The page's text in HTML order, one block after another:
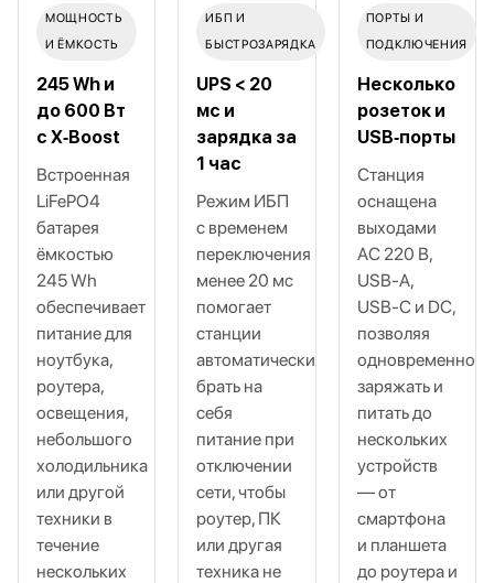
МОЩНОСТЬ
И ЁМКОСТЬ
245 Wh и
до 600 Вт
с X‑Boost
Встроенная
LiFePO4
батарея
ёмкостью
245 Wh
обеспечивает
питание для
ноутбука,
роутера,
освещения,
небольшого
холодильника
или другой
техники в
течение
нескольких
ИБП И
БЫСТРОЗАРЯДКА
UPS < 20
мс и
зарядка за
1 час
Режим ИБП
с временем
переключения
менее 20 мс
помогает
станции
автоматически
брать на
себя
питание при
отключении
сети, чтобы
роутер, ПК
или другая
техника не
ПОРТЫ И
ПОДКЛЮЧЕНИЯ
Несколько
розеток и
USB‑порты
Станция
оснащена
выходами
AC 220 В,
USB‑A,
USB‑C и DC,
позволяя
одновременно
заряжать и
питать до
нескольких
устройств
— от
смартфона
и планшета
до роутера и